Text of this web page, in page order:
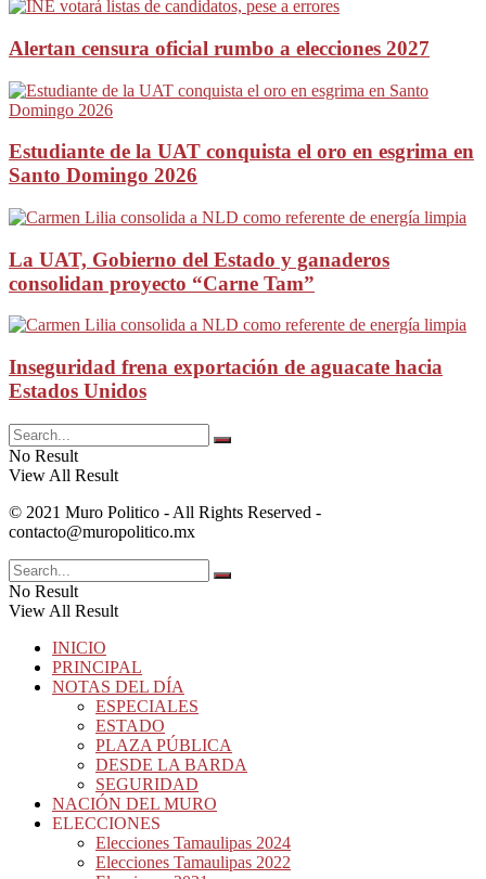
Alertan censura oficial rumbo a elecciones 2027
Estudiante de la UAT conquista el oro en esgrima en
Santo Domingo 2026
La UAT, Gobierno del Estado y ganaderos
consolidan proyecto “Carne Tam”
Inseguridad frena exportación de aguacate hacia
Estados Unidos
No Result
View All Result
© 2021 Muro Politico - All Rights Reserved -
contacto@muropolitico.mx
No Result
View All Result
INICIO
PRINCIPAL
NOTAS DEL DÍA
ESPECIALES
ESTADO
PLAZA PÚBLICA
DESDE LA BARDA
SEGURIDAD
NACIÓN DEL MURO
ELECCIONES
Elecciones Tamaulipas 2024
Elecciones Tamaulipas 2022